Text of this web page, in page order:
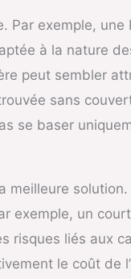
Par exemple,
à la nature
peut sembler
sans
se baser
meilleure
exemple, un
risques liés aux
le coût de